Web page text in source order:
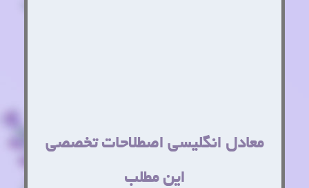
معادل انگلیسی اصطلاحات تخصصی
این مطلب